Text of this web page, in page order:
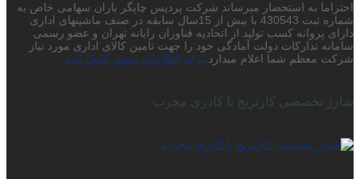
احتراما به استحضار میرساند شرکت پردیس چاپگر باران سهامی خاص به
شماره ثبت 430543 با بیش از 15سال سابقه در صنف ماشینهای اداری
دارای پروانه کسب تولید از اتحادیه فناوران رایانه تهران و عضو رسمی
سامانه تدارکات دولت آمادگی خود را جهت تامین کالای اداری مورد نیاز
شرکت معظم شما اعلام میدارد.برای اطلاعات بیشتر کلیک کنید
شارژ تخصصی کارتریج با کادری مجرب